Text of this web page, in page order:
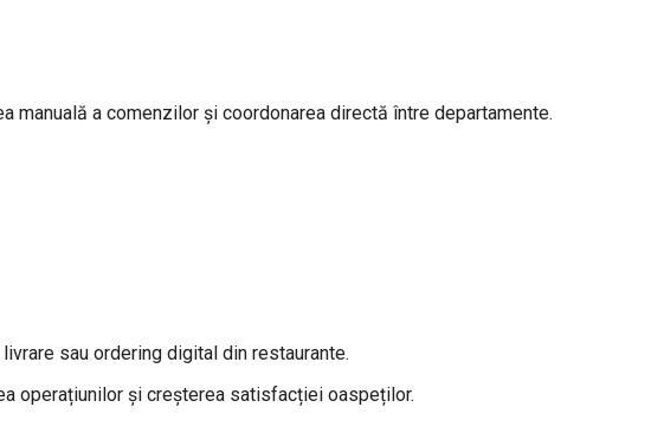
a comenzilor și coordonarea directă între departamente.
sau ordering digital din restaurante.
operațiunilor și creșterea satisfacției oaspeților.